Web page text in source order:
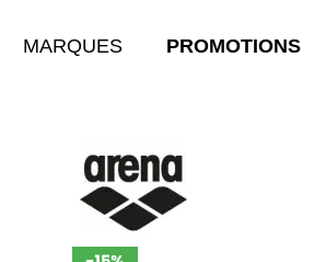
MARQUES PROMOTIONS